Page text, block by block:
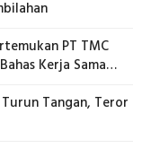
PT TMC
Kerja Sama
Tangan, Teror